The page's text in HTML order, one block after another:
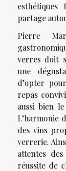
partage
Pierre
verres doit
une
d’opter
repas
aussi bien
L’harmonie
des vins
verrerie.
attentes
réussite de